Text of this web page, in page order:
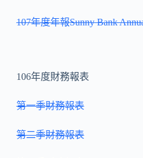
107年度年報Sunny Bank
106年度財務報表
第一季財務報表
第二季財務報表